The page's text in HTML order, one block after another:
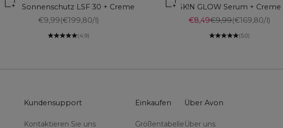
SK!N Sonnenschutz LSF 30 + Creme
Angebot
€9,99(€199,80/l)
(4.9)
SK!N GLOW Serum + Creme
Angebot
€8,49Regulärer Preis
€9,99(€169,80/l)
(5.0)
Kundensupport
Kontaktieren Sie uns
Einkaufen
Größentabelle
Über Avon
Über uns